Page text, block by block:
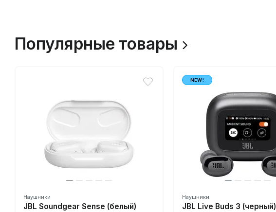
Популярные товары
Наушники
JBL Soundgear Sense (белый)
NEW!
Наушники
JBL Live Buds 3 (черный)